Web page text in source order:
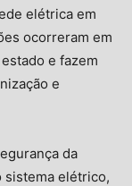
elétrica em
ocorreram em
e fazem
e
da
sistema elétrico,